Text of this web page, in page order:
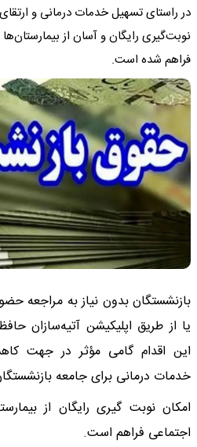
در راستای تسهیل خدمات درمانی و
نوبت‌گیری رایگان و آسان از
فراهم شده است.
بازنشستگان بدون نیاز به مراجعه
یا از طریق اپلیکیشن آتیه‌سازان
این اقدام گامی مؤثر در جهت
خدمات درمانی برای جامعه
امکان نوبت گیری رایگان از
اجتماعی فراهم است.